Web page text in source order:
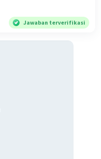
Jawaban terverifikasi